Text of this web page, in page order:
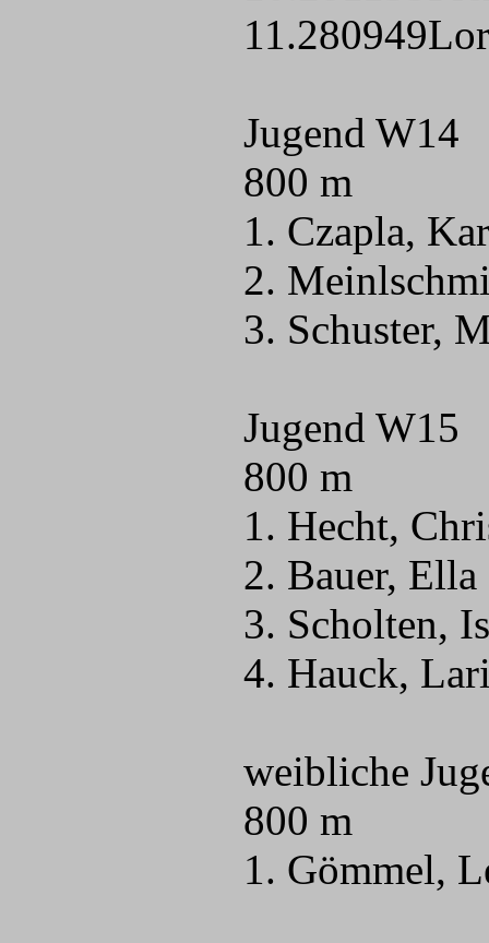
Jugend W14
800 m
1. Czapla,
2.
3. Schuster,
Jugend W15
800 m
1. Hecht,
2. Bauer,
3. Scholten,
4. Hauck,
weibliche
800 m
1. Gömmel,